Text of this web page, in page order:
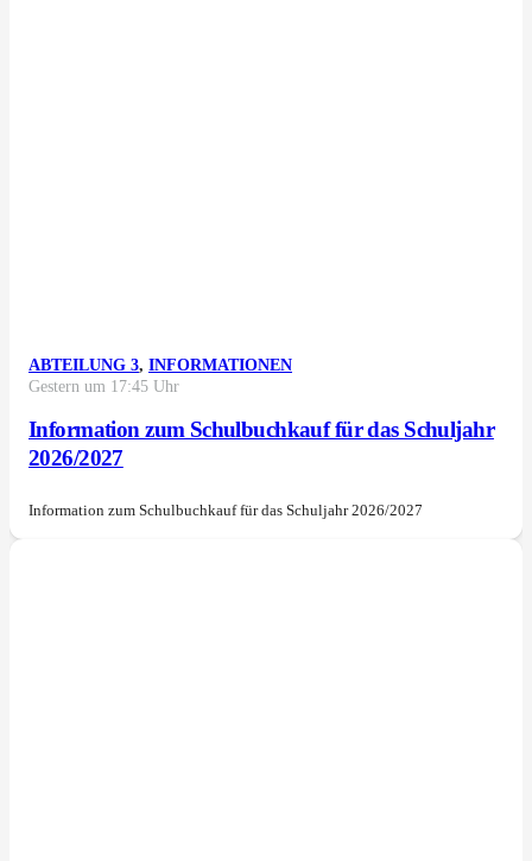
ABTEILUNG 3, INFORMATIONEN
Gestern um 17:45 Uhr
Information zum Schulbuchkauf für das Schuljahr
2026/2027
Information zum Schulbuchkauf für das Schuljahr 2026/2027